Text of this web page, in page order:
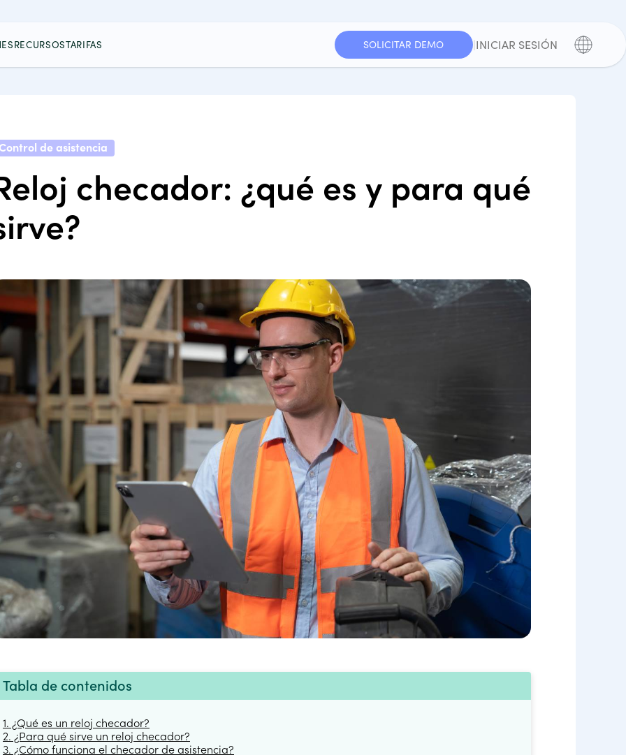
RECURSOSTARIFAS SOLICITAR DEMO |INICIAR SESIÓN
Control de asistencia
checador: ¿qué es y para qué
Tabla de contenidos
1. ¿Qué es un reloj checador?
2. ¿Para qué sirve un reloj checador?
3. ¿Cómo funciona el checador de asistencia?